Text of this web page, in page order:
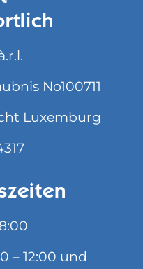
No100711
Luxemburg
– 12:00 und